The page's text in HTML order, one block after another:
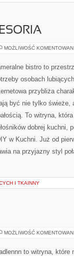
MOŻLIWOŚĆ
bistro to
osobach
przybliża
być nie tylko świeże,
To witryna,
dobrej kuchni,
w Kuchni. Już od
na przyjazny styl
I TKAINNY
MOŻLIWOŚĆ
to witryna, które